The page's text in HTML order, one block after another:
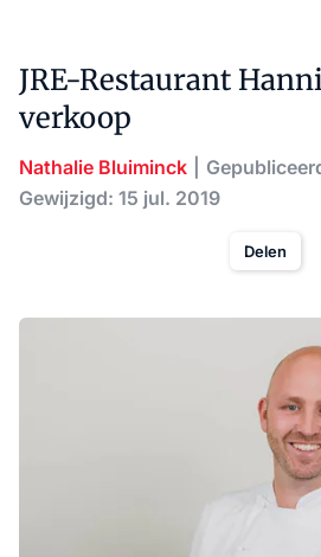
JRE-Restaurant
verkoop
Nathalie Bluiminck
Gewijzigd: 15 jul. 2019
Delen